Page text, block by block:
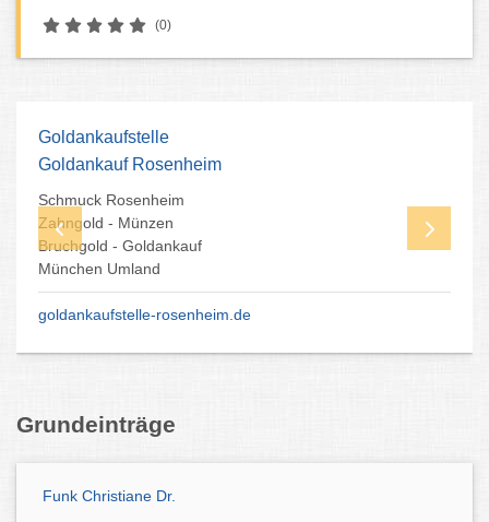
(0)
Goldankaufstelle
Goldankauf Rosenheim
Schmuck Rosenheim
Zahngold - Münzen
Bruchgold - Goldankauf
München Umland
goldankaufstelle-rosenheim.de
Grundeinträge
Funk Christiane Dr.